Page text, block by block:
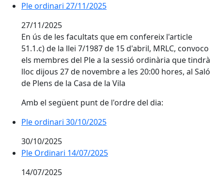
Ple ordinari 27/11/2025
27/11/2025
En ús de les facultats que em confereix l'article
51.1.c) de la llei 7/1987 de 15 d'abril, MRLC, convoco
els membres del Ple a la sessió ordinària que tindrà
lloc dijous 27 de novembre a les 20:00 hores, al Saló
de Plens de la Casa de la Vila
Amb el següent punt de l'ordre del dia:
Ple ordinari 30/10/2025
Ple ordinari 30/10/2025
30/10/2025
Ple Ordinari 14/07/2025
Ple Ordinari 14/07/2025
14/07/2025